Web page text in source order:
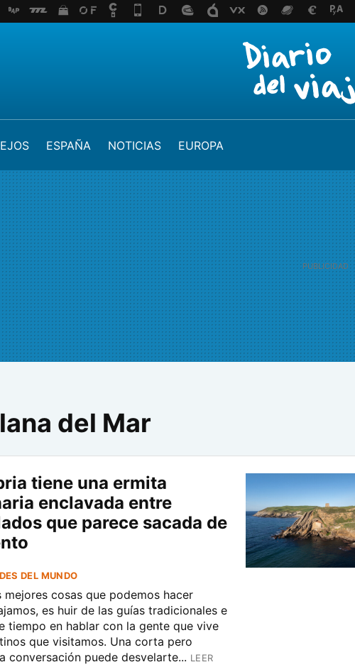
ESPAÑA NOTICIAS EUROPA
del Mar
tiene una ermita
enclavada entre
que parece sacada de
DEL MUNDO
mejores cosas que podemos hacer
es huir de las guías tradicionales e
tiempo en hablar con la gente que vive
que visitamos. Una corta pero
conversación puede desvelarte... LEER